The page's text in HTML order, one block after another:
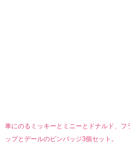
車にのるミッキーとミニーとドナルド、フ
ップとデールのピンバッジ3個セット。